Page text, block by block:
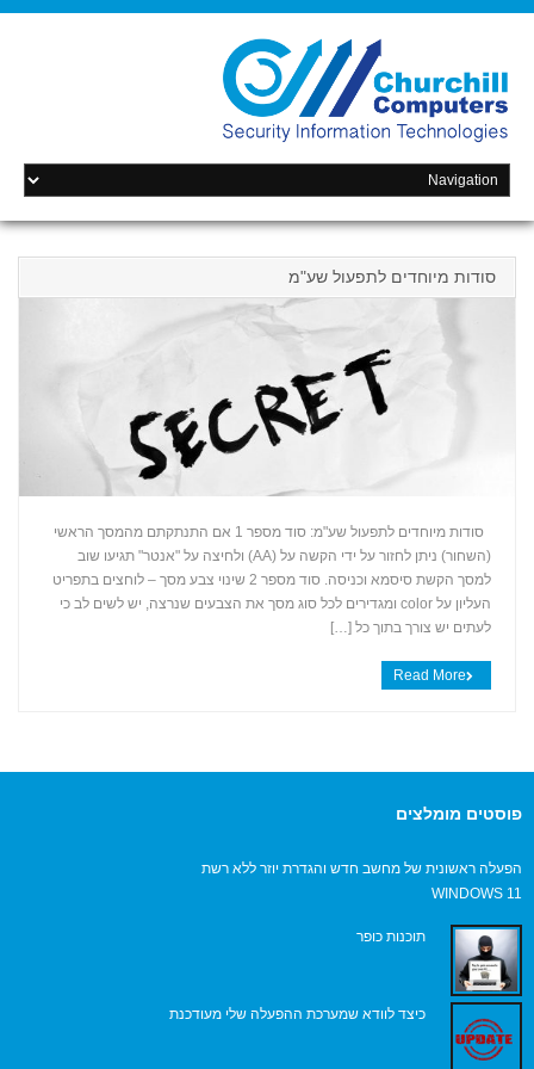
סודות מיוחדים לתפעול שע"מ
+
סודות מיוחדים לתפעול שע"מ: סוד מספר 1 אם התנתקתם מהמסך הראשי
(השחור) ניתן לחזור על ידי הקשה על (AA) ולחיצה על "אנטר" תגיעו שוב
למסך הקשת סיסמא וכניסה. סוד מספר 2 שינוי צבע מסך – לוחצים בתפריט
העליון על color ומגדירים לכל סוג מסך את הצבעים שנרצה, יש לשים לב כי
לעתים יש צורך בתוך כל […]
Read More
פוסטים מומלצים
הפעלה ראשונית של מחשב חדש והגדרת יוזר ללא רשת
WINDOWS 11
תוכנות כופר
כיצד לוודא שמערכת ההפעלה שלי מעודכנת